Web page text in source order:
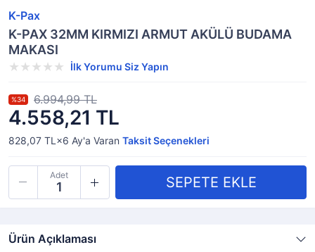
K-Pax
K-PAX 32MM KIRMIZI ARMUT AKÜLÜ BUDAMA
MAKASI
İlk Yorumu Siz Yapın
4.558,21 TL
%34 6.994,99 TL
828,07 TL×6 Ay'a Varan Taksit Seçenekleri
Adet
Ürün Açıklaması